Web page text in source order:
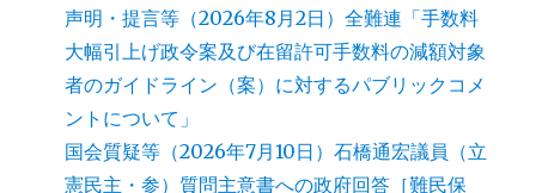
声明・提言等（2026年8月2日）全難連「手数料
大幅引上げ政令案及び在留許可手数料の減額対象
者のガイドライン（案）に対するパブリックコメ
ントについて」
国会質疑等（2026年7月10日）石橋通宏議員（立
憲民主・参）質問主意書への政府回答［難民保